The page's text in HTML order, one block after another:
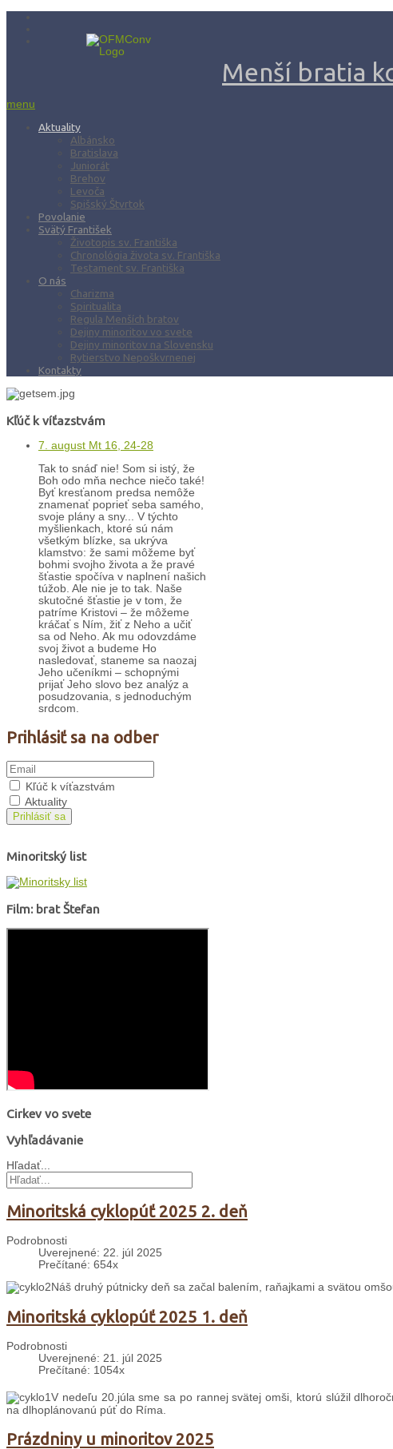
Menší bratia
menu
Aktuality
Albánsko
Bratislava
Juniorát
Brehov
Levoča
Spišský Štvrtok
Povolanie
Svätý František
Životopis sv. Františka
Chronológia života sv. Františka
Testament sv. Františka
O nás
Charizma
Spiritualita
Regula Menších bratov
Dejiny minoritov vo svete
Dejiny minoritov na Slovensku
Rytierstvo Nepoškvrnenej
Kontakty
Kľúč k víťazstvám
7. august Mt 16, 24-28
Tak to snáď nie! Som si istý, že
Boh odo mňa nechce niečo také!
Byť kresťanom predsa nemôže
znamenať poprieť seba samého,
svoje plány a sny... V týchto
myšlienkach, ktoré sú nám
všetkým blízke, sa ukrýva
klamstvo: že sami môžeme byť
bohmi svojho života a že pravé
šťastie spočíva v naplnení našich
túžob. Ale nie je to tak. Naše
skutočné šťastie je v tom, že
patríme Kristovi – že môžeme
kráčať s Ním, žiť z Neho a učiť
sa od Neho. Ak mu odovzdáme
svoj život a budeme Ho
nasledovať, staneme sa naozaj
Jeho učeníkmi – schopnými
prijať Jeho slovo bez analýz a
posudzovania, s jednoduchým
srdcom.
Prihlásiť sa na odber
Kľúč k víťazstvám
Aktuality
Prihlásiť sa
Minoritský list
Film: brat Štefan
Cirkev vo svete
Vyhľadávanie
Hľadať...
Minoritská cyklopúť 2025 2. deň
Podrobnosti
Uverejnené: 22. júl 2025
Prečítané: 654x
Náš druhý pútnicky deň sa začal balením, raňajkami a svätou
Minoritská cyklopúť 2025 1. deň
Podrobnosti
Uverejnené: 21. júl 2025
Prečítané: 1054x
V nedeľu 20.júla sme sa po rannej svätej omši, ktorú slúžil
na dlhoplánovanú púť do Ríma.
Prázdniny u minoritov 2025